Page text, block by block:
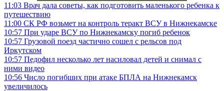
11:03 Врач дала советы, как подготовить маленького ребенка к
путешествию
11:00 СК РФ возьмет на контроль теракт ВСУ в Нижнекамске
10:57 При ударе ВСУ по Нижнекамску погиб ребенок
10:57 Грузовой поезд частично сошел с рельсов под
Иркутском
10:57 Педофил несколько лет насиловал детей и снимал с
ними видео
10:56 Число погибших при атаке БПЛА на Нижнекамск
увеличилось